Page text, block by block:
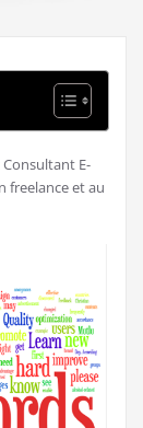
Consultant E-
freelance et au